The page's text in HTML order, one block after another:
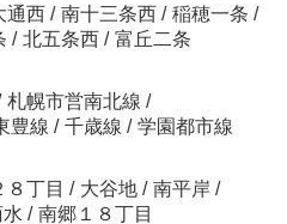
通西 / 南十三条西 / 稲穂一条 /
/ 北五条西 / 富丘二条
札幌市営南北線 /
豊線 / 千歳線 / 学園都市線
８丁目 / 大谷地 / 南平岸 /
/ 南郷１８丁目